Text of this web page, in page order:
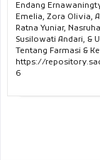
Endang
Emelia, Zora Olivia,
Ratna Yuniar,
Susilowati Andari, &
Tentang Farmasi &
https://
6